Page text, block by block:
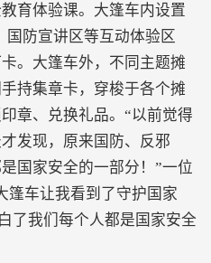
育体验课。大篷车内设置
国防宣讲区等互动体验区
。大篷车外，不同主题摊
持集章卡，穿梭于各个摊
章、兑换礼品。“以前觉得
发现，原来国防、反邪
国家安全的一部分！”一位
篷车让我看到了守护国家
了我们每个人都是国家安全